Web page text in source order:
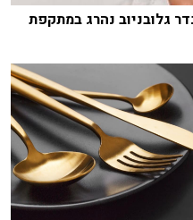
גלובניוב נהרג במתקפת